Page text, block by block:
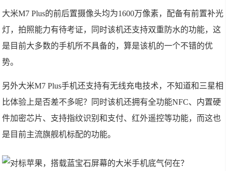
大米M7 Plus的前后置摄像头均为1600万像素，配备有前置补光
灯，拍照能力有待考证，同时该机还支持双重防水的功能，这
是目前大多数的手机所不具备的，算是该机的一个不错的优
势。
另外大米M7 Plus手机还支持有无线充电技术，不知道和三星相
比体验上是否差不多呢？同时该机还拥有全功能NFC、内置硬
件加密芯片、支持指纹识别和支付、红外遥控等功能，而这也
是目前主流旗舰机标配的功能。